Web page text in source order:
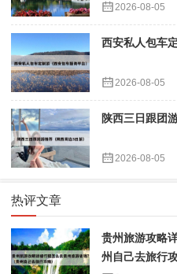
2026-08-05
西安私人包车
2026-08-05
陕西三日跟团
2026-08-05
热评文章
贵州旅游攻略
州自己去旅行攻